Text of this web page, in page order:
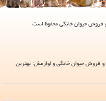
و فروش حیوان خانگی و لوازمش: بهترین